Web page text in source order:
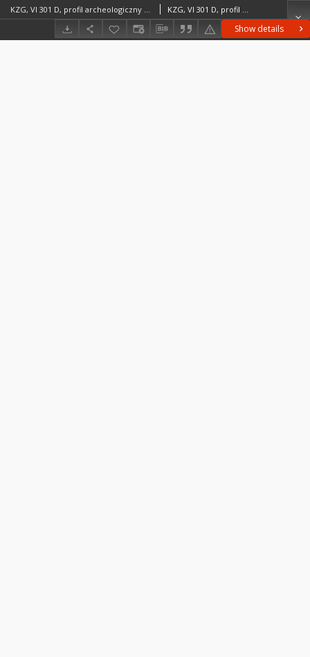
Show details
KZG, VI 301 D, profil archeologiczny wykopu KZG, VI 301 D, profil archeologiczny wykopu średniowiecze wczesne